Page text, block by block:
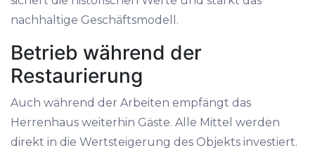
nachhaltige Geschäftsmodell.
Betrieb während der
Restaurierung
Auch während der Arbeiten empfängt das
Herrenhaus weiterhin Gäste. Alle Mittel werden
direkt in die Wertsteigerung des Objekts investiert.